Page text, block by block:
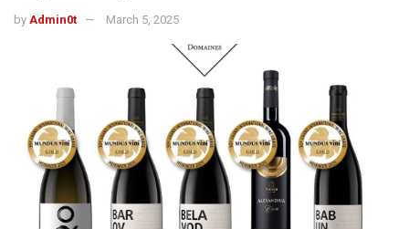
by Admin0t March 5, 2025